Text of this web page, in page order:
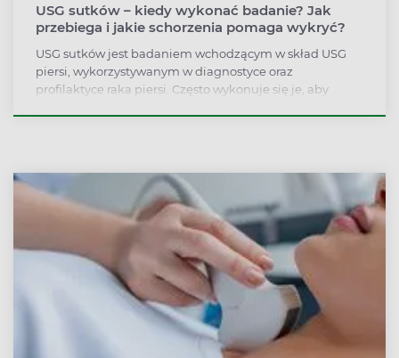
USG sutków – kiedy wykonać badanie? Jak
przebiega i jakie schorzenia pomaga wykryć?
USG sutków jest badaniem wchodzącym w skład USG
piersi, wykorzystywanym w diagnostyce oraz
profilaktyce raka piersi. Często wykonuje się je, aby
proste do przeprowadzenia i można je wielokrotnie
powtarzać.